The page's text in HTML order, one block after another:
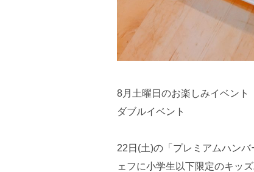
8月土曜日のお楽しみイベント
ダブルイベント
22日(土)の「プレミアムハン
ェフに小学生以下限定のキッ